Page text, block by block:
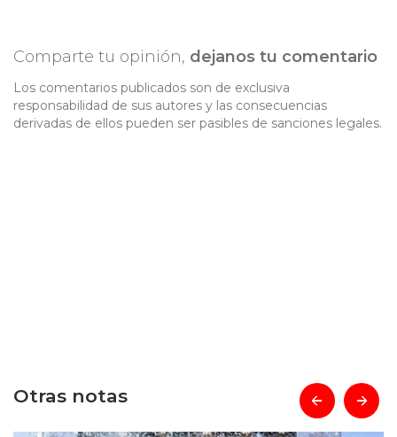
Comparte tu opinión, dejanos tu comentario
Los comentarios publicados son de exclusiva
responsabilidad de sus autores y las consecuencias
derivadas de ellos pueden ser pasibles de sanciones legales.
Otras notas prev next